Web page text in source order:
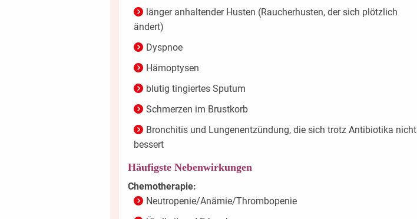
länger anhaltender Husten (Raucherhusten, der sich plötzlich
ändert)
Dyspnoe
Hämoptysen
blutig tingiertes Sputum
Schmerzen im Brustkorb
Bronchitis und Lungenentzündung, die sich trotz Antibiotika nicht
bessert
Häufigste Nebenwirkungen
Chemotherapie:
Neutropenie/Anämie/Thrombopenie